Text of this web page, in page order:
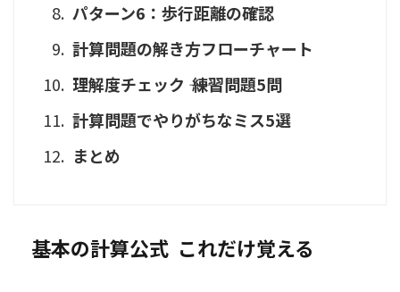
パターン6：歩行距離の確認
計算問題の解き方フローチャート
理解度チェック ―― 練習問題5問
計算問題でやりがちなミス5選
まとめ
基本の計算公式 ―― これだけ覚える